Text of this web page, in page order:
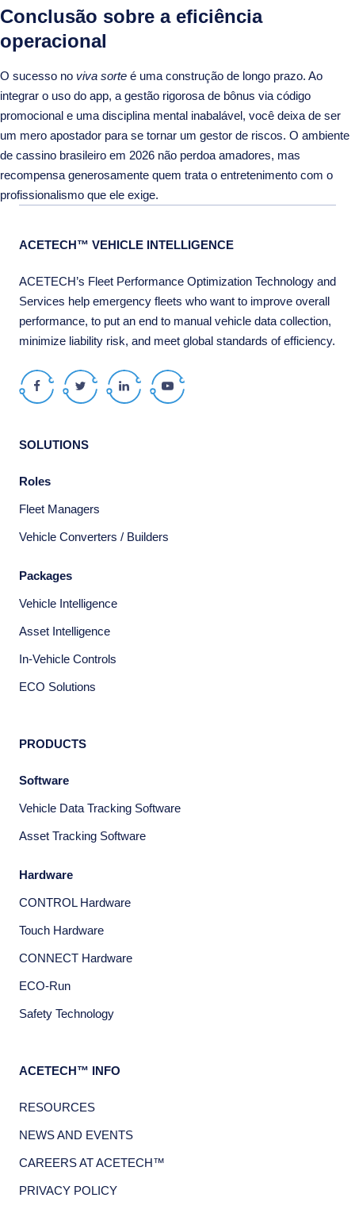
Conclusão sobre a eficiência
operacional
O sucesso no viva sorte é uma construção de longo prazo. Ao
integrar o uso do app, a gestão rigorosa de bônus via código
promocional e uma disciplina mental inabalável, você deixa de ser
um mero apostador para se tornar um gestor de riscos. O ambiente
de cassino brasileiro em 2026 não perdoa amadores, mas
recompensa generosamente quem trata o entretenimento com o
profissionalismo que ele exige.
ACETECH™ VEHICLE INTELLIGENCE
ACETECH’s Fleet Performance Optimization Technology and
Services help emergency fleets who want to improve overall
performance, to put an end to manual vehicle data collection,
minimize liability risk, and meet global standards of efficiency.
FacebookTwitter LinkedIn Youtube
SOLUTIONS
Roles
Fleet Managers
Vehicle Converters / Builders
Packages
Vehicle Intelligence
Asset Intelligence
In-Vehicle Controls
ECO Solutions
PRODUCTS
Software
Vehicle Data Tracking Software
Asset Tracking Software
Hardware
CONTROL Hardware
Touch Hardware
CONNECT Hardware
ECO-Run
Safety Technology
ACETECH™ INFO
RESOURCES
NEWS AND EVENTS
CAREERS AT ACETECH™
PRIVACY POLICY